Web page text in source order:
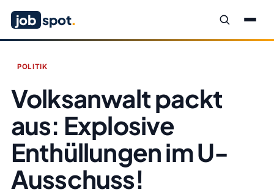
job spot.
POLITIK
Volksanwalt packt
aus: Explosive
Enthüllungen im U-
Ausschuss!